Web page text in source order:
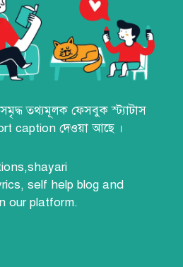
সমৃদ্ধ তথ্যমূলক ফেসবুক স্ট্যাটাস
caption দেওয়া আছে ।
shayari
self help blog and
our platform.